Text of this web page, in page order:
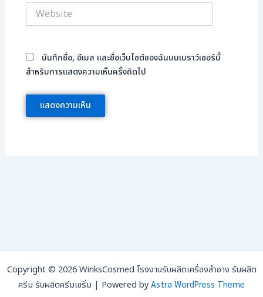
Website
บันทึกชื่อ, อีเมล และชื่อเว็บไซต์ของฉันบนเบราว์เซอร์นี้
สำหรับการแสดงความเห็นครั้งถัดไป
Copyright © 2026 WinksCosmed โรงงานรับผลิตเครื่องสำอาง รับผลิต
ครีม รับผลิตครีมเซรั่ม | Powered by Astra WordPress Theme